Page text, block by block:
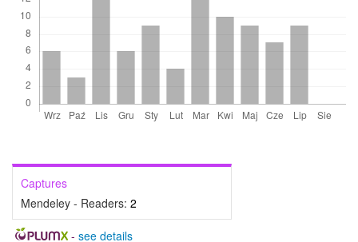
Captures
Mendeley - Readers: 2
- see details